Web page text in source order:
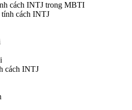
cách INTJ trong MBTI
cách INTJ
cách INTJ